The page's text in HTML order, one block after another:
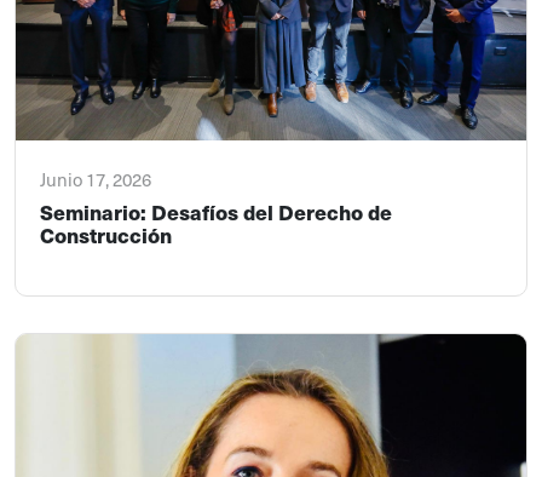
Junio 17, 2026
Seminario: Desafíos del Derecho de
Construcción